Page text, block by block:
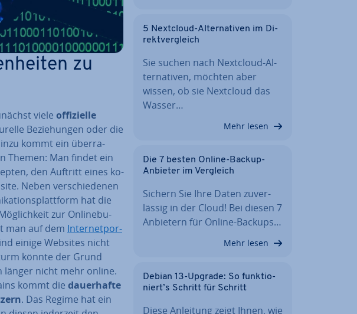
zu
viele of­fi­zi­el­le
Be­zie­hun­gen oder die
kommt ein über­ra­
Themen: Man findet ein
den Auftritt eines ko­
Neben ver­schie­de­nen
hat die
zur On­line­bu­
man auf dem In­ter­net­por­
einige Websites nicht
könnte der Grund
länger nicht mehr online.
kommt die dau­er­haf­te
. Das Regime hat ein
5 Nextcloud-Al­ter­na­ti­ven im Di­
rekt­ver­gleich
Sie suchen nach Nextcloud-Al­
ter­na­ti­ven, möchten aber
wissen, ob sie Nextcloud das
Wasser…
Mehr lesen
Die 7 besten Online-Backup-
Anbieter im Vergleich
Sichern Sie Ihre Daten zu­ver­
läs­sig in der Cloud! Bei diesen 7
Anbietern für Online-Backups…
Mehr lesen
Debian 13-Upgrade: So funk­tio­
niert’s Schritt für Schritt
Diese Anleitung zeigt Ihnen, wie